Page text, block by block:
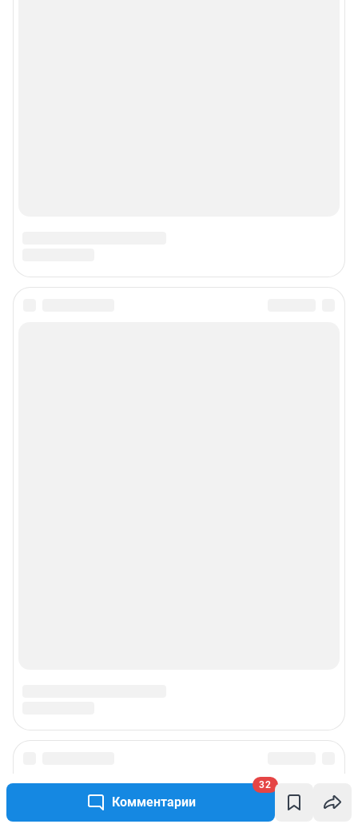
Комментарии
32
Подписаться на новости
Сообщить новость